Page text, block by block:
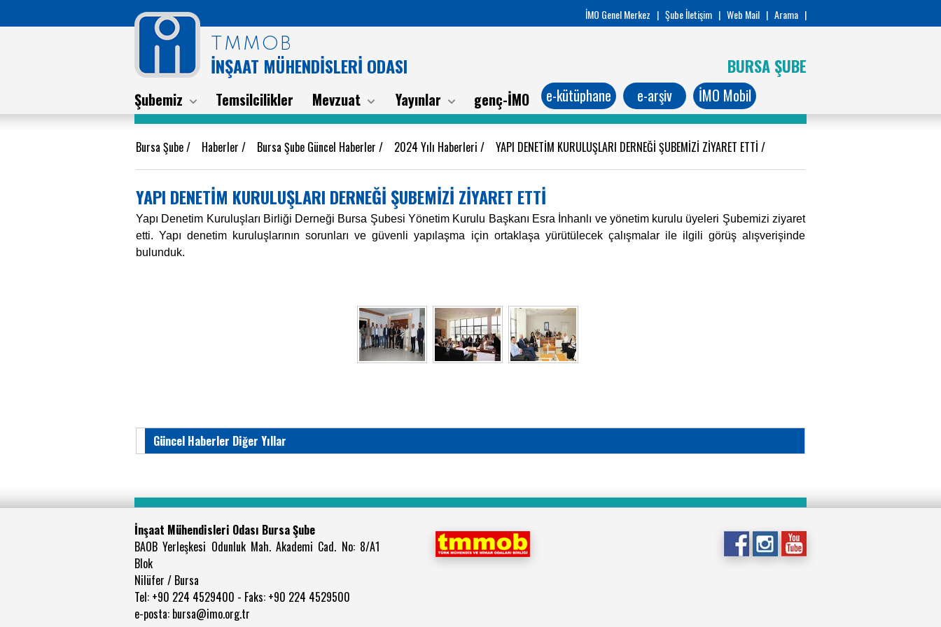
İMO Genel Merkez | Şube İletişim | Web Mail | Arama |
TMMOB
İNŞAAT MÜHENDİSLERİ ODASI BURSA ŞUBE
Şubemiz Temsilcilikler Mevzuat Yayınlar genç-İMO e-kütüphane e-arşiv İMO Mobil
Bursa Şube/ Haberler / Bursa Şube Güncel Haberler / 2024 Yılı Haberleri / YAPI DENETİM KURULUŞLARI DERNEĞİ ŞUBEMİZİ ZİYARET ETTİ /
YAPI DENETİM KURULUŞLARI DERNEĞİ ŞUBEMİZİ ZİYARET ETTİ
Yapı Denetim Kuruluşları Birliği Derneği Bursa Şubesi Yönetim Kurulu Başkanı Esra İnhanlı ve yönetim kurulu üyeleri Şubemizi ziyaret
etti. Yapı denetim kuruluşlarının sorunları ve güvenli yapılaşma için ortaklaşa yürütülecek çalışmalar ile ilgili görüş alışverişinde
bulunduk.
Güncel Haberler Diğer Yıllar
İnşaat Mühendisleri Odası Bursa Şube
BAOB Yerleşkesi Odunluk Mah. Akademi Cad. No: 8/A1
Blok
Nilüfer / Bursa
Tel: +90 224 4529400 - Faks: +90 224 4529500
e-posta: bursa@imo.org.tr